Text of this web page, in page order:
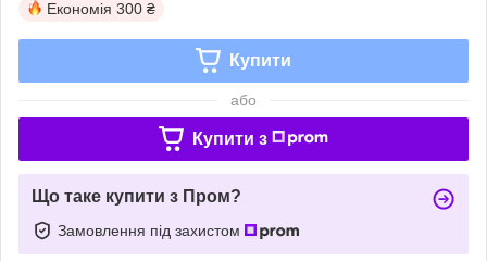
Економія 300 ₴
Купити
або
Купити з
Що таке купити з Пром?
Замовлення під захистом